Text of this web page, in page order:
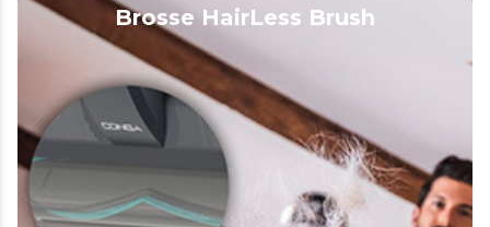
Brosse HairLess Brush